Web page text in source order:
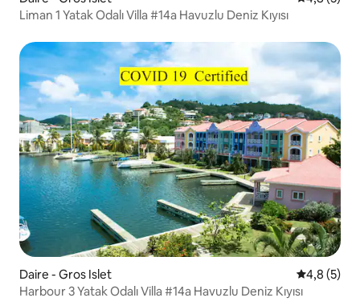
Liman 1 Yatak Odalı Villa #14a Havuzlu Deniz Kıyısı
Daire - Gros Islet 54,8 (5)
Harbour 3 Yatak Odalı Villa #14a Havuzlu Deniz Kıyısı